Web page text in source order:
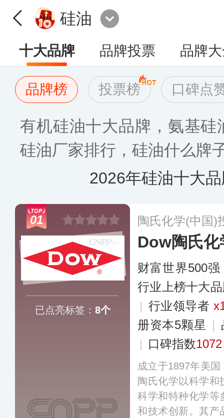
硅油
十大品牌 品牌投票 品牌
品牌榜 投票榜 口碑点
有机硅油十大品牌，氨基
硅油厂家排行，硅油什么牌
2026年硅油十大
01
已点亮标签： 8个
陶氏化学(中国)
Dow陶氏化
财富世界500强
行业上榜十大
| 行业领导者
册资本5颗星
|
| 口碑指数1072
成立于1897年美
陶氏化学以科学和
科学和特种化学等
和技术创新。其产